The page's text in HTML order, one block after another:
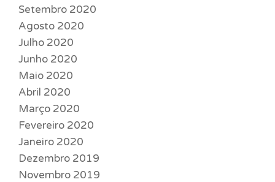
Setembro 2020
Agosto 2020
Julho 2020
Junho 2020
Maio 2020
Abril 2020
Março 2020
Fevereiro 2020
Janeiro 2020
Dezembro 2019
Novembro 2019